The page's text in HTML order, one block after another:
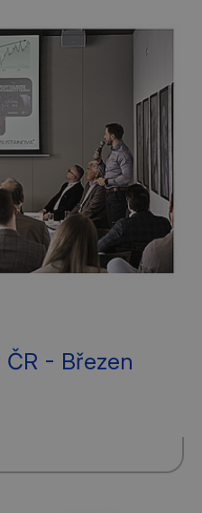
- Březen